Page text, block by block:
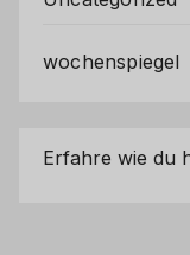
wochenspiegel
Erfahre wie du